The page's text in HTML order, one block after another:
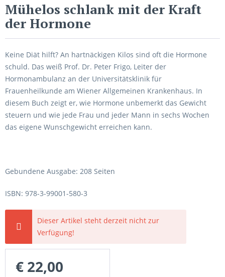
Mühelos schlank mit der Kraft
der Hormone
Keine Diät hilft? An hartnäckigen Kilos sind oft die Hormone
schuld. Das weiß Prof. Dr. Peter Frigo, Leiter der
Hormonambulanz an der Universitätsklinik für
Frauenheilkunde am Wiener Allgemeinen Krankenhaus. In
diesem Buch zeigt er, wie Hormone unbemerkt das Gewicht
steuern und wie jede Frau und jeder Mann in sechs Wochen
das eigene Wunschgewicht erreichen kann.
Gebundene Ausgabe: 208 Seiten
ISBN: 978-3-99001-580-3
Dieser Artikel steht derzeit nicht zur
Verfügung!
€ 22,00